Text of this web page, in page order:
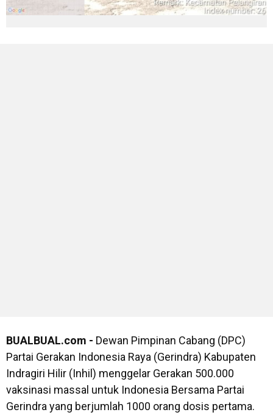
BUALBUAL.com - Dewan Pimpinan Cabang (DPC)
Partai Gerakan Indonesia Raya (Gerindra) Kabupaten
Indragiri Hilir (Inhil) menggelar Gerakan 500.000
vaksinasi massal untuk Indonesia Bersama Partai
Gerindra yang berjumlah 1000 orang dosis pertama.